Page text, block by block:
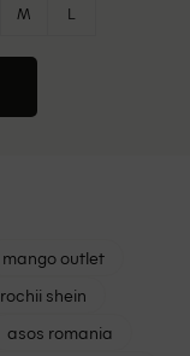
M L
mango outlet
rochii shein
asos romania